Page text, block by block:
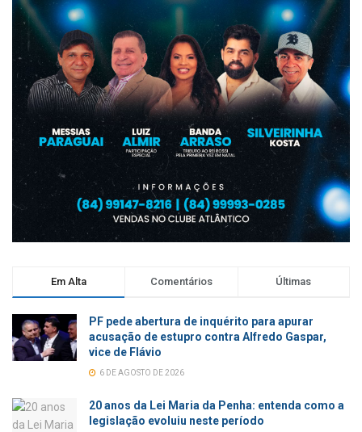
Em Alta Comentários Últimas
PF pede abertura de inquérito para apurar
acusação de estupro contra Alfredo Gaspar,
vice de Flávio
6 DE AGOSTO DE 2026
20 anos da Lei Maria da Penha: entenda como a
legislação evoluiu neste período